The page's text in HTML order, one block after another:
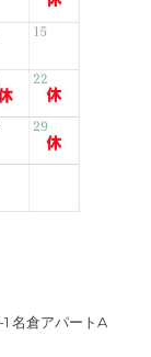
名倉アパートA